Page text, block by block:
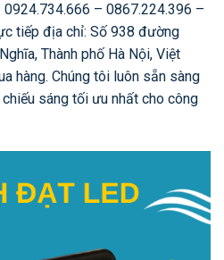
– 0867.224.396 –
tiếp địa chỉ: Số 938 đường
Thành phố Hà Nội, Việt
hàng. Chúng tôi luôn sẵn sàng
sáng tối ưu nhất cho công